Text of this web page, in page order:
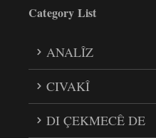
Category List
ANALÎZ
CIVAKÎ
DI ÇEKMECÊ DE